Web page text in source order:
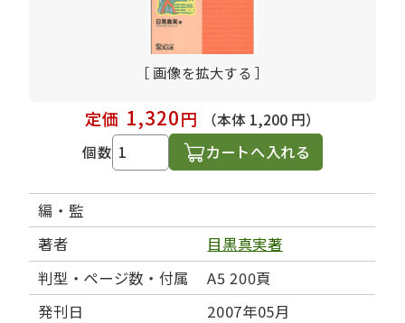
［ 画像を拡大する ］
定価 1,320円
（本体 1,200 円）
個数
カートへ入れる
編・監
著者
目黒真実著
判型・ページ数・付属
A5 200頁
発刊日
2007年05月